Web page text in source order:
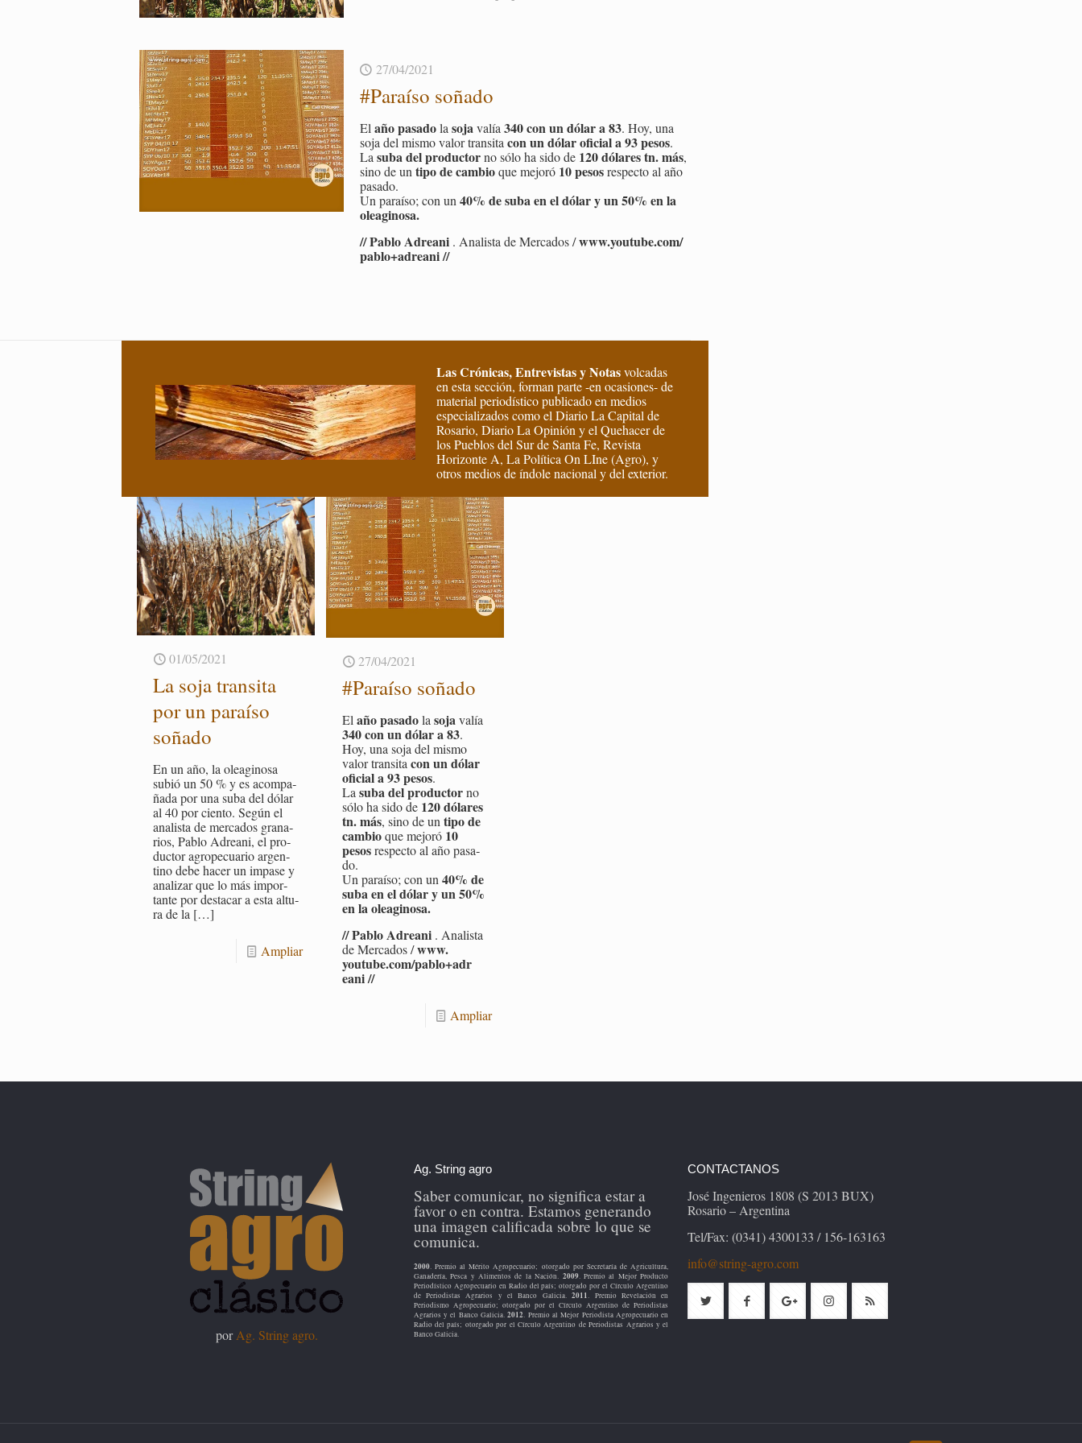
27/04/2021
#Pa­raí­so so­ña­do
El año pa­sa­dola soja valía 340 con un dólar a 83. Hoy, una
soja del mismo valor tran­si­ta con un dólar ofi­cial a 93 pesos.
La suba del pro­duc­torno sólo ha sido de 120 dó­la­res tn. más,
sino de un tipo de cam­bioque me­jo­ró 10 pesosres­pec­to al año
pa­sa­do.
Un pa­raí­so; con un 40% de suba en el dólar y un 50% en la
olea­gi­no­sa.
// Pablo Adrea­ni. Ana­lis­ta de Mer­ca­dos /www.​youtube.​com/​
pab​lo+adr​eani //
Las Crónicas, Entrevistas y Notasvolcadas
en esta sección, forman parte -en ocasiones- de
material periodístico publicado en medios
especializados como el Diario La Capital de
Rosario, Diario La Opinión y el Quehacer de
los Pueblos del Sur de Santa Fe, Revista
Horizonte A, La Política On LIne (Agro), y
otros medios de índole nacional y del exterior.
01/05/2021
La soja tran­si­ta
por un pa­raí­so
so­ña­do
En un año, la olea­gi­no­sa
subió un 50 % y es acom­pa­
ña­da por una suba del dólar
al 40 por cien­to. Según el
ana­lis­ta de mer­ca­dos gra­na­
rios, Pablo Adrea­ni, el pro­
duc­tor agro­pe­cua­rio ar­gen­
tino debe hacer un im­pa­se y
ana­li­zar que lo más im­por­
tan­te por des­ta­car a esta al­tu­
ra de la […]
Am­pliar
27/04/2021
#Pa­raí­so so­ña­do
Elaño pa­sa­dolasojavalía
340 con un dólar a 83.
Hoy, una soja del mismo
valor tran­si­tacon un dólar
ofi­cial a 93 pesos.
Lasuba del pro­duc­torno
sólo ha sido de 120 dó­la­res
tn. más, sino de untipo de
cam­bioque me­jo­ró 10
pesosres­pec­to al año pa­sa­
do.
Un pa­raí­so; con un40% de
suba en el dólar y un 50%
en la olea­gi­no­sa.
// Pablo Adrea­ni . Ana­lis­ta
de Mer­ca­dos /www.​
youtube.​com/​pab​lo+adr​
eani //
Am­pliar
porAg. String agro.
Ag. String agro
Saber comunicar, no significa estar a
favor o en contra. Estamos generando
una imagen calificada sobre lo que se
comunica.
2000. Premio al Mérito Agropecuario; otorgado por Secretaría de Agricultura,
Ganadería, Pesca y Alimentos de la Nación. 2009. Premio al Mejor Producto
Periodístico Agropecuario en Radio del país; otorgado por el Círculo Argentino
de Periodistas Agrarios y el Banco Galicia.2011. Premio Revelación en
Periodismo Agropecuario; otorgado por el Círculo Argentino de Periodistas
Agrarios y el Banco Galicia.2012. Premio al Mejor Periodista Agropecuario en
Radio del país; otorgado por el Círculo Argentino de Periodistas Agrarios y el
Banco Galicia.
CONTACTANOS
José Ingenieros 1808 (S 2013 BUX)
Rosario – Argentina
Tel/Fax: (0341) 4300133 / 156-163163
info@string-agro.com